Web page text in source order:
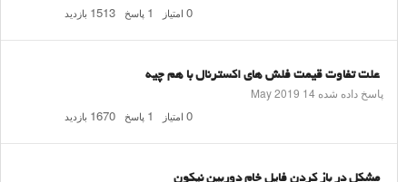
1513 بازدید 1 پاسخ 0 امتیاز
علت تفاوت قیمت فلش های اکسترنال با هم چیه
پاسخ داده شده 14 May 2019
1670 بازدید 1 پاسخ 0 امتیاز
مشکل در باز کردن فایل خام دوربین نیکون